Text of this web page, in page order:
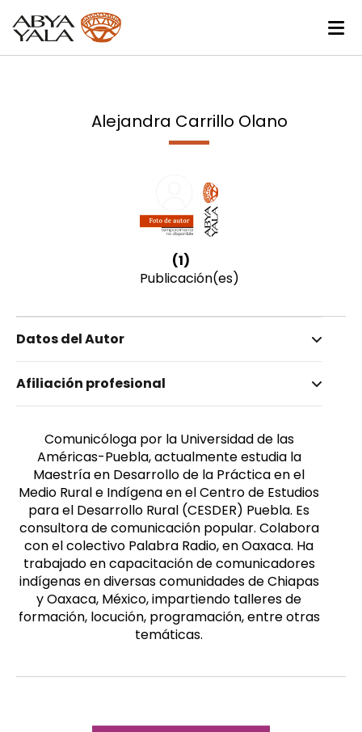
Alejandra Carrillo Olano
(1)
Publicación(es)
Datos del Autor
Carrillo Olano, Alejandra
Femenino
Afiliación profesional
Comunicóloga por la Universidad de las
Américas-Puebla, actualmente estudia la
Maestría en Desarrollo de la Práctica en el
Medio Rural e Indígena en el Centro de Estudios
para el Desarrollo Rural (CESDER) Puebla. Es
consultora de comunicación popular. Colabora
con el colectivo Palabra Radio, en Oaxaca. Ha
trabajado en capacitación de comunicadores
indígenas en diversas comunidades de Chiapas
y Oaxaca, México, impartiendo talleres de
formación, locución, programación, entre otras
temáticas.